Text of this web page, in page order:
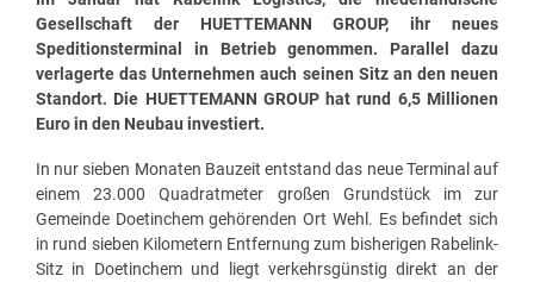
Gesellschaft der HUETTEMANN GROUP, ihr neues
Speditionsterminal in Betrieb genommen. Parallel dazu
verlagerte das Unternehmen auch seinen Sitz an den neuen
Standort. Die HUETTEMANN GROUP hat rund 6,5 Millionen
Euro in den Neubau investiert.
In nur sieben Monaten Bauzeit entstand das neue Terminal auf
einem 23.000 Quadratmeter großen Grundstück im zur
Gemeinde Doetinchem gehörenden Ort Wehl. Es befindet sich
in rund sieben Kilometern Entfernung zum bisherigen Rabelink-
Sitz in Doetinchem und liegt verkehrsgünstig direkt an der